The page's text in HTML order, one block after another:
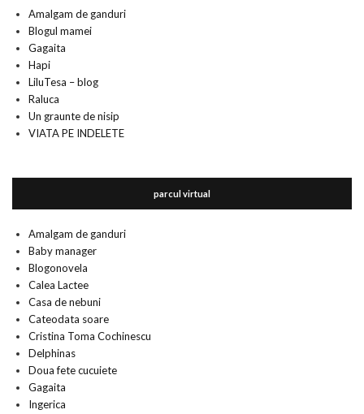
Amalgam de ganduri
Blogul mamei
Gagaita
Hapi
LiluTesa – blog
Raluca
Un graunte de nisip
VIATA PE INDELETE
parcul virtual
Amalgam de ganduri
Baby manager
Blogonovela
Calea Lactee
Casa de nebuni
Cateodata soare
Cristina Toma Cochinescu
Delphinas
Doua fete cucuiete
Gagaita
Ingerica